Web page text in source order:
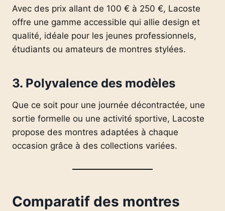
Avec des prix allant de 100 € à 250 €, Lacoste
offre une gamme accessible qui allie design et
qualité, idéale pour les jeunes professionnels,
étudiants ou amateurs de montres stylées.
3. Polyvalence des modèles
Que ce soit pour une journée décontractée, une
sortie formelle ou une activité sportive, Lacoste
propose des montres adaptées à chaque
occasion grâce à des collections variées.
Comparatif des montres